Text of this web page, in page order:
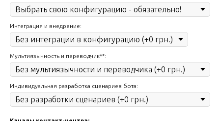
Интеграция и внедрение:
Мультиязычность и переводчик**:
Индивидуальная разработка сценариев бота: